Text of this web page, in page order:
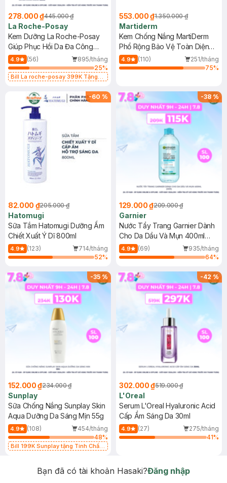
278.000 ₫445.000 ₫
La Roche-Posay
Kem Dưỡng La Roche-Posay
Giúp Phục Hồi Da Đa Công
Dụng 40ml
4.9 (56)
895/tháng
25%
Bill La roche-posay 399K Tặng
(SL có hạn)
553.000 ₫1.350.000 ₫
Martiderm
Kem Chống Nắng MartiDerm
Phổ Rộng Bảo Vệ Toàn Diện
40ml
4.9 (110)
251/tháng
75%
-60 %
82.000 ₫205.000 ₫
Hatomugi
Sữa Tắm Hatomugi Dưỡng Ẩm
Chiết Xuất Ý Dĩ 800ml
4.9 (123)
714/tháng
52%
-38%
129.000 ₫209.000 ₫
Garnier
Nước Tẩy Trang Garnier Dành
Cho Da Dầu Và Mụn 400ml
(Mới)
4.9 (69)
935/tháng
64%
-35%
152.000 ₫234.000 ₫
Sunplay
Sữa Chống Nắng Sunplay Skin
Aqua Dưỡng Da Sáng Mịn 55g
4.9 (108)
454/tháng
48%
Bill 199K Sunplay tặng Tinh Chất
-42%
302.000 ₫519.000 ₫
L'Oreal
Serum L'Oreal Hyaluronic Acid
Cấp Ẩm Sáng Da 30ml
4.9 (27)
275/tháng
41%
Bạn đã có tài khoản Hasaki?Đăng nhập